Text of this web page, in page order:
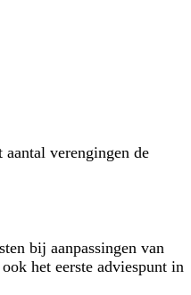
verengingen de
bij aanpassingen van
het eerste adviespunt in